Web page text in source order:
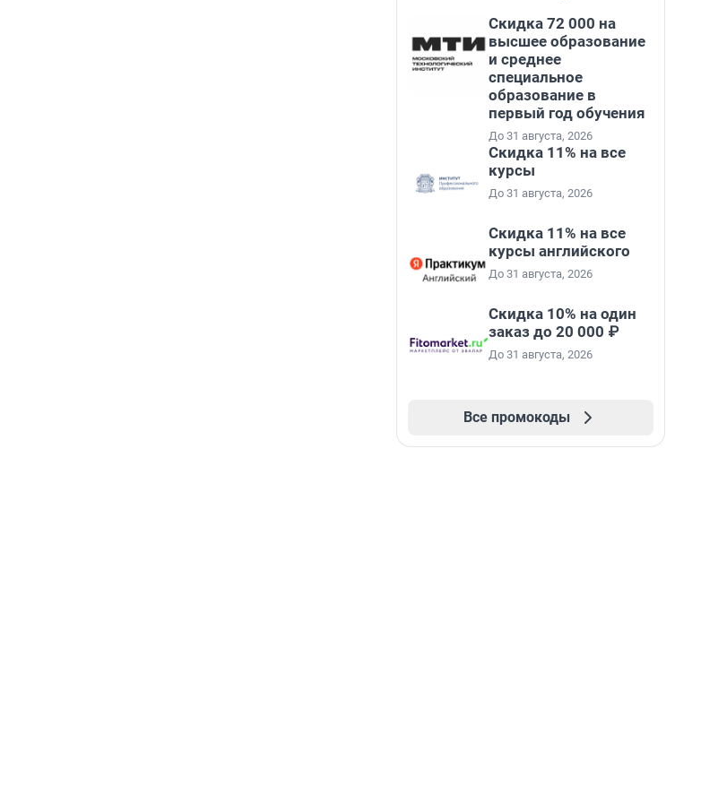
Скидка 72 000 на
высшее образование
и среднее
специальное
образование в
первый год обучения
До 31 августа, 2026
Скидка 11% на все
курсы
До 31 августа, 2026
Скидка 11% на все
курсы английского
До 31 августа, 2026
Скидка 10% на один
заказ до 20 000 ₽
До 31 августа, 2026
Все промокоды